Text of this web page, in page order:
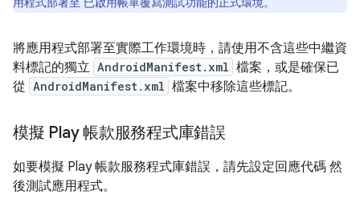
將應用程式部署至實際工作環境時，請使用不含這些中繼資
料標記的獨立 AndroidManifest.xml 檔案，或是確保已
從 AndroidManifest.xml 檔案中移除這些標記。
模擬 Play 帳款服務程式庫錯誤
如要模擬 Play 帳款服務程式庫錯誤，請先設定回應代碼 然
後測試應用程式。